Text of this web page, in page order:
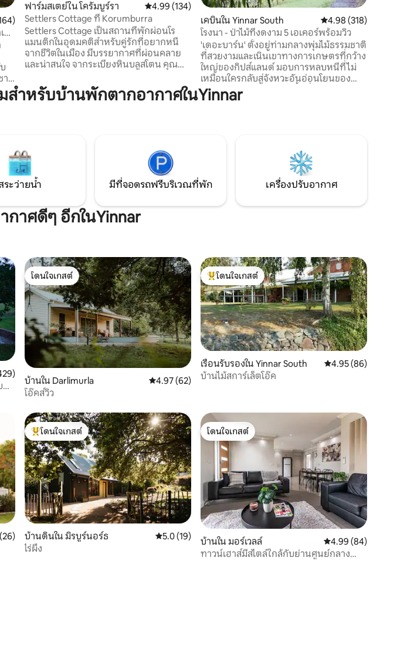
ลี่ย 4.87 จาก 5, 164 รีวิว
ม
าติ
ม
ฟาร์มสเตย์ใน โครัมบูร์รา คะแนนเฉลี่ย 4.99 จาก 5, 134 รีวิว
4.99 (134)
Settlers Cottage ที่ Korumburra
Settlers Cottage เป็นสถานที่พักผ่อนโร
แมนติกในอุดมคติสำหรับคู่รักที่อยากหนี
จากชีวิตในเมือง มีบรรยากาศที่ผ่อนคลาย
และน่าสนใจ จากระเบียงหินบลูสโตน คุณ
เหนือวิลสันส์พรอมพร้อมกับไวน์หรือเบียร์
และหนังสือหรืออาหารจานโปรดของคุณ
คาเฟ่และร้านอาหารมากมายให้สำรวจ
ค้นหา 'Settlers Cottage at Korumburra'
บน YouTube เพื่อดูวิดีโอทัวร์ของเรา
เคบินใน Yinnar South คะแนนเฉลี่ย 4.98 จาก
4.98 (318)
โรงนา - ป่าไม้ที่งดงาม 5 เอเคอร์พร้อมวิว
'เดอะบาร์น' ตั้งอยู่ท่ามกลางพุ่มไม้ธรรมชาติ
ที่สวยงามและเนินเขาทางการเกษตรที่กว้าง
ใหญ่ของกิปส์แลนด์ มอบการหลบหนีที่ไม่
เหมือนใครกลับสู่จังหวะอันอ่อนโยนของ
ธรรมชาติ ผ่อนคลายบนพื้นที่ 5 เอเคอร์ของ
ป่าส่วนตัวพร้อมวิวหุบเขา ข้างใน ขอให้
ฤดูกาล) สำรวจอุทยานแห่งชาติท้องถิ่นหรือ
ว่ายน้ำที่ชายหาดที่สวยงามและยังคงความ
เป็นธรรมชาติที่สุดของวิกตอเรีย
ำหรับบ้านพักตากอากาศในYinnar
ระว่ายน้ำ มีที่จอดรถฟรีบริเวณที่พัก เครื่องปรับอากาศ
าศดีๆ อีกในYinnar
ย 4.99 จาก 5, 429 รีวิว
โดนใจเกสต์
โดนใจเกสต์
บ้านใน Darlimurla คะแนนเฉลี่ย 4.97 จาก 5, 62 รีวิว
4.97 (62)
โอ๊คส์วิว
โดนใจเกสต์ที่สุด
โดนใจเกสต์
เรือนรับรองใน Yinnar South คะแนนเฉลี่ย 4.95 จาก
4.95 (86)
บ้านไม้สการ์เล็ตโอ๊ค
เฉลี่ย 5.0 จาก 5, 26 รีวิว
โดนใจเกสต์ที่สุด
โดนใจเกสต์
บ้านดินใน มิรบูร์นอร์ธ คะแนนเฉลี่ย 5.0 จาก 5, 19 รีวิว
5.0 (19)
ไร่ผึ้ง
โดนใจเกสต์
โดนใจเกสต์
บ้านใน มอร์เวลล์ คะแนนเฉลี่ย 4.99 จาก
4.99 (84)
ทาวน์เฮาส์มีสไตล์ใกล้กับย่านศูนย์กลาง